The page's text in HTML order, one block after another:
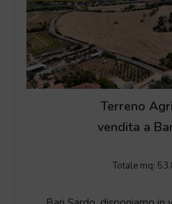
Terreno
vendita a
Totale mq: